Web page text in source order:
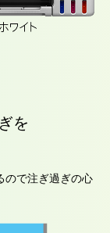
を
ので注ぎ過ぎの心